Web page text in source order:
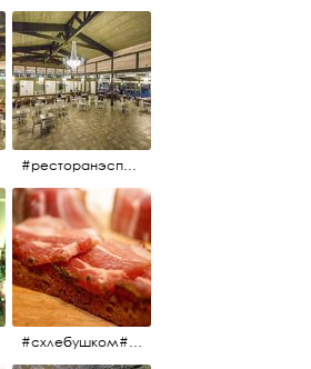
#ресторанэспиля#restaurantaspils#aspila#candidates#эспланада#концертнаяэстрада
#схлебушком#мясо